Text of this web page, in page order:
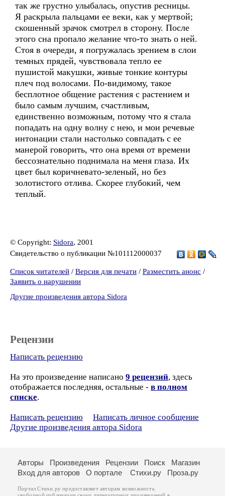
так же грустно улыбалась, опустив ресницы.
Я раскрыла пальцами ее веки, как у мертвой;
скошенный зрачок смотрел в сторону. После
этого сна пропало желание что-то знать о ней.
Стоя в очереди, я погружалась зрением в слои
темных прядей, чувствовала тепло ее
пушистой макушки, живые тонкие контуры
плеч под волосами. По-видимому, такое
бесплотное общение растения с растением и
было самым лучшим, счастливым,
единственно возможным, потому что я стала
попадать на одну волну с нею, и мои речевые
интонации стали настолько совпадать с ее
манерой говорить, что она время от времени
бессознательно поднимала на меня глаза. Их
цвет был коричневато-зеленый, но без
золотистого отлива. Скорее глубокий, чем
теплый.
© Copyright: Sidora, 2001
Свидетельство о публикации №101112000037
Список читателей / Версия для печати / Разместить анонс /
Заявить о нарушении
Другие произведения автора Sidora
Рецензии
Написать рецензию
На это произведение написано 9 рецензий, здесь
отображается последняя, остальные - в полном
списке.
Написать рецензию
Написать личное сообщение
Другие произведения автора Sidora
Авторы Произведения Рецензии Поиск
Магазин
Вход для авторов
О портале Стихи.ру Проза.ру
Портал Стихи.ру предоставляет авторам возможность